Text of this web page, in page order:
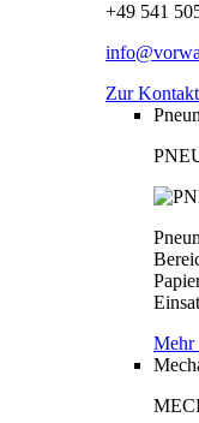
+49 541
Zur
Mehr